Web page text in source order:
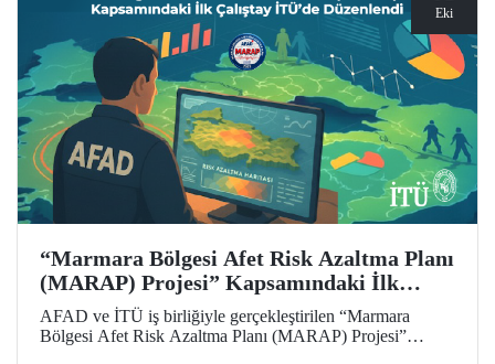
Eki
“Marmara Bölgesi Afet Risk Azaltma Planı
(MARAP) Projesi” Kapsamındaki İlk
Çalıştay İTÜ’de Düzenlendi
AFAD ve İTÜ iş birliğiyle gerçekleştirilen “Marmara
Bölgesi Afet Risk Azaltma Planı (MARAP) Projesi”